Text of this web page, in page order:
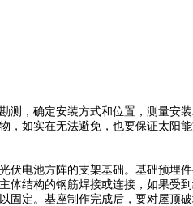
测，确定安装方式和位置，测量安
，如实在无法避免，也要保证太阳
电池方阵的支架基础。基础预埋件
体结构的钢筋焊接或连接，如果受
固定。基座制作完成后，要对屋顶